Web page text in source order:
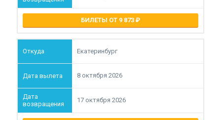
БИЛЕТЫ ОТ 9 873
Екатеринбург
8 октября 2026
17 октября 2026